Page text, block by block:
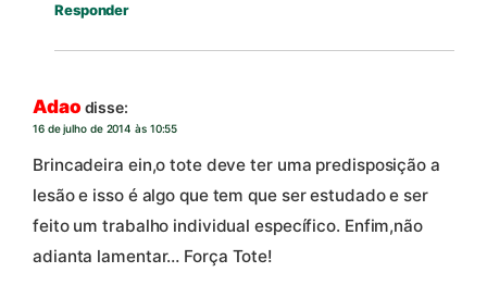
Responder
Adao disse:
16 de julho de 2014 às 10:55
Brincadeira ein,o tote deve ter uma predisposição a
lesão e isso é algo que tem que ser estudado e ser
feito um trabalho individual específico. Enfim,não
adianta lamentar… Força Tote!